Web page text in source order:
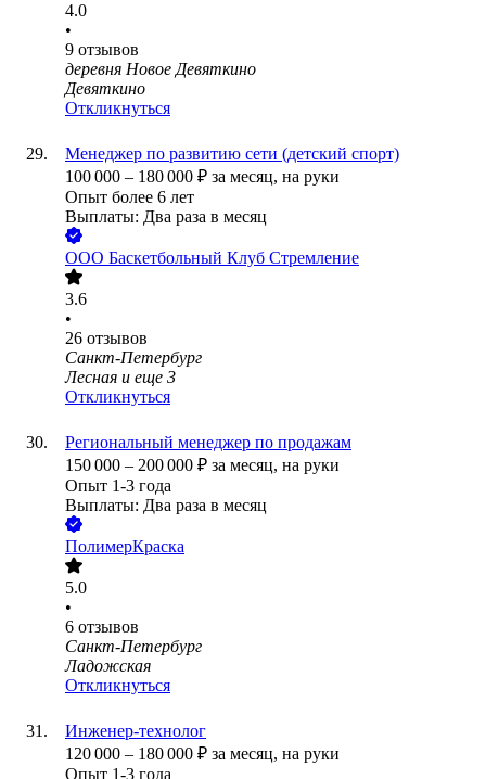
4.0
•
9 отзывов
деревня Новое Девяткино
Девяткино
Откликнуться
Менеджер по развитию сети (детский спорт)
100 000 – 180 000 ₽ за месяц, на руки
Опыт более 6 лет
Выплаты: Два раза в месяц
ООО Баскетбольный Клуб Стремление
3.6
•
26 отзывов
Санкт-Петербург
Лесная и еще 3
Откликнуться
Региональный менеджер по продажам
150 000 – 200 000 ₽ за месяц, на руки
Опыт 1-3 года
Выплаты: Два раза в месяц
ПолимерКраска
5.0
•
6 отзывов
Санкт-Петербург
Ладожская
Откликнуться
Инженер-технолог
120 000 – 180 000 ₽ за месяц, на руки
Опыт 1-3 года